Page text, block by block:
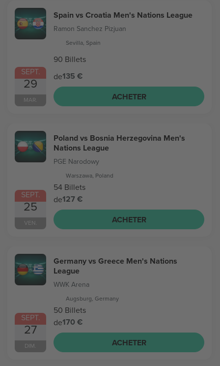
SEPT.
29
MAR.
Spain vs Croatia Men's Nations League
Ramon Sanchez Pizjuan
Sevilla, Spain
90 Billets
de135 €
ACHETER
SEPT.
25
VEN.
Poland vs Bosnia Herzegovina Men's
Nations League
PGE Narodowy
Warszawa, Poland
54 Billets
de127 €
ACHETER
SEPT.
27
DIM.
Germany vs Greece Men's Nations
League
WWK Arena
Augsburg, Germany
50 Billets
de170 €
ACHETER